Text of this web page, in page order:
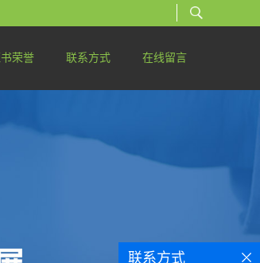
荣誉 联系方式 在线留言
联系方式